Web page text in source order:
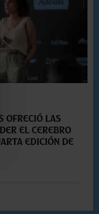
ofreció las
el cerebro
edición de